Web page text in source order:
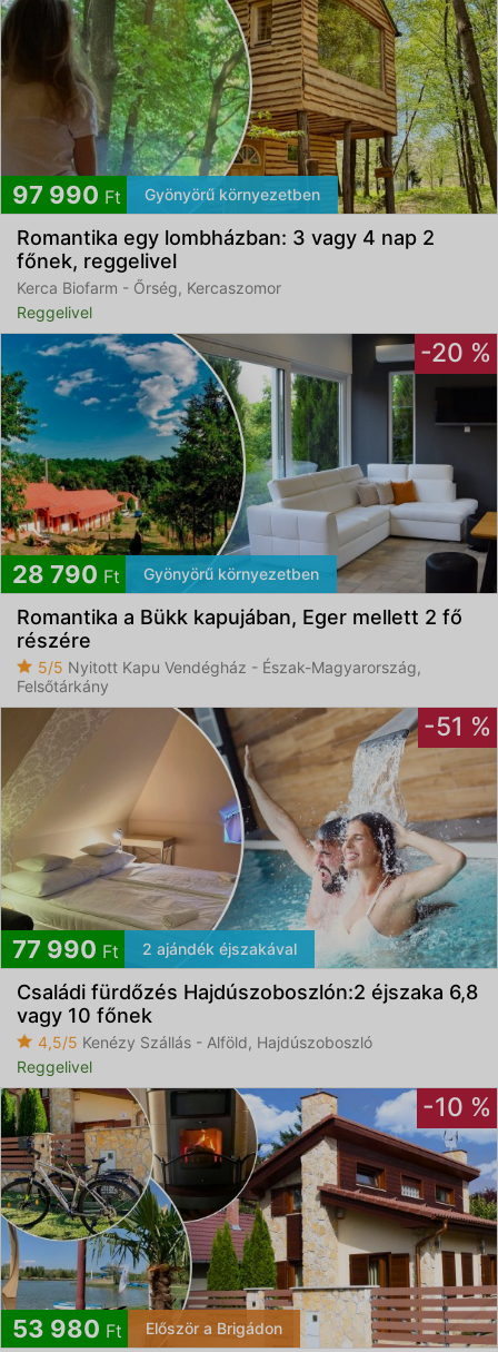
97 990 Ft Gyönyörű környezetben
Romantika egy lombházban: 3 vagy 4 nap 2
főnek, reggelivel
Kerca Biofarm - Őrség, Kercaszomor
Reggelivel
-20 %
28 790 Ft Gyönyörű környezetben
Romantika a Bükk kapujában, Eger mellett 2 fő
részére
5/5 Nyitott Kapu Vendégház - Észak-Magyarország,
Felsőtárkány
-51 %
77 990 Ft 2 ajándék éjszakával
Családi fürdőzés Hajdúszoboszlón:2 éjszaka 6,8
vagy 10 főnek
4,5/5 Kenézy Szállás - Alföld, Hajdúszoboszló
Reggelivel
-10 %
53 980 Ft Először a Brigádon